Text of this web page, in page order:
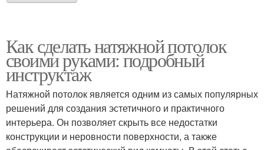
Как сделать натяжной потолок
своими руками: подробный
инструктаж
Натяжной потолок является одним из самых популярных
решений для создания эстетичного и практичного
интерьера. Он позволяет скрыть все недостатки
конструкции и неровности поверхности, а также